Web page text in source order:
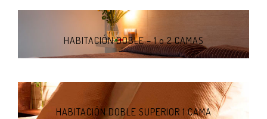
HABITACIÓN DOBLE – 1 o 2 CAMAS
HABITACIÓN DOBLE SUPERIOR 1 CAMA